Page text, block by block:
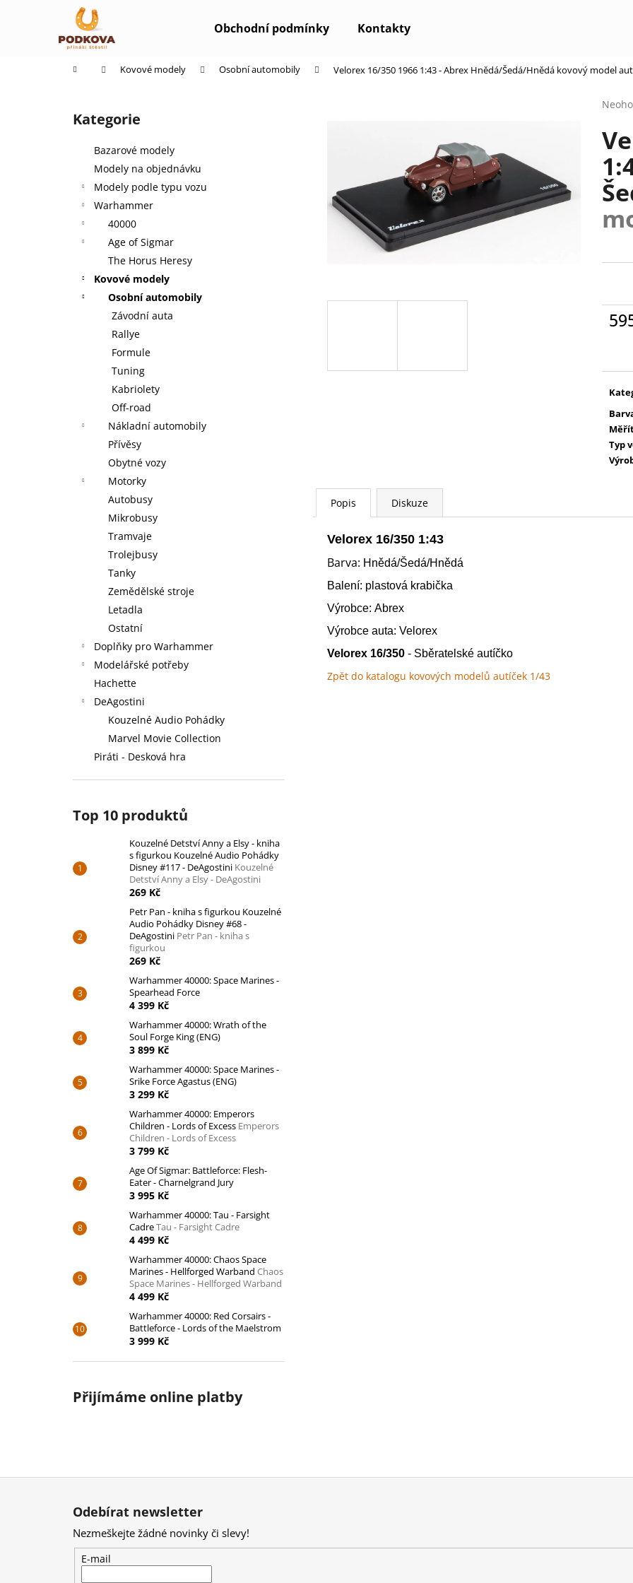
Obchodní podmínky Kontakty
Domů Kovové modely Osobní automobily Velorex 16/350 1966 1:43 - Abrex Hnědá/Šedá/Hnědá kovový model
Přeskočit
kategorie
Kategorie
Bazarové modely
Modely na objednávku
Modely podle typu vozu
Warhammer
40000
Age of Sigmar
The Horus Heresy
Kovové modely
Osobní automobily
Závodní auta
Rallye
Formule
Tuning
Kabriolety
Off-road
Nákladní automobily
Přívěsy
Obytné vozy
Motorky
Autobusy
Mikrobusy
Tramvaje
Trolejbusy
Tanky
Zemědělské stroje
Letadla
Ostatní
Doplňky pro Warhammer
Modelářské potřeby
Hachette
DeAgostini
Kouzelné Audio Pohádky
Marvel Movie Collection
Piráti - Desková hra
Top 10 produktů
Kouzelné Detství Anny a Elsy - kniha
s figurkou Kouzelné Audio Pohádky
Disney #117 - DeAgostini Kouzelné
Detství Anny a Elsy - DeAgostini
269 Kč
Petr Pan - kniha s figurkou Kouzelné
Audio Pohádky Disney #68 -
DeAgostini Petr Pan - kniha s
figurkou
269 Kč
Warhammer 40000: Space Marines -
Spearhead Force
4 399 Kč
Warhammer 40000: Wrath of the
Soul Forge King (ENG)
3 899 Kč
Warhammer 40000: Space Marines -
Srike Force Agastus (ENG)
3 299 Kč
Warhammer 40000: Emperors
Children - Lords of Excess Emperors
Children - Lords of Excess
3 799 Kč
Age Of Sigmar: Battleforce: Flesh-
Eater - Charnelgrand Jury
3 995 Kč
Warhammer 40000: Tau - Farsight
CadreTau - Farsight Cadre
4 499 Kč
Warhammer 40000: Chaos Space
Marines - Hellforged Warband Chaos
Space Marines - Hellforged Warband
4 499 Kč
Warhammer 40000: Red Corsairs -
Battleforce - Lords of the Maelstrom
3 999 Kč
Přijímáme online platby
je
0,0
5
Typ
Popis Diskuze
Velorex 16/350 1:43
Barva: Hnědá/Šedá/Hnědá
Balení: plastová krabička
Výrobce: Abrex
Výrobce auta: Velorex
Velorex 16/350 - Sběratelské autíčko
Zpět do katalogu kovových modelů autíček 1/43
Zpět
Zpět
Co potřebujete najít?
Doporučujeme
KOUZELNÉ DETSTVÍ ANNY A ELSY -
KNIHA S FIGURKOU KOUZELNÉ AUDIO
POHÁDKY DISNEY #117 - DEAGOSTINI
KOUZELNÉ DETSTVÍ ANNY A ELSY -
DEAGOSTINI
269 Kč
269 Kč
WARHAMMER
Z
Odebírat newsletter
Nezmeškejte žádné novinky či slevy!
E-mail